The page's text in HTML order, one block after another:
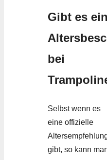
Gibt es
bei
Selbst wenn es
eine offizielle
gibt, so kann